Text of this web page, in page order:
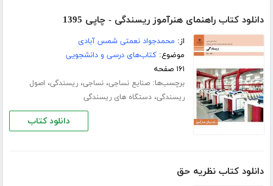
دانلود کتاب راهنمای هنرآموز ریسندگی - چاپی 1395
از: محمدجواد نعمتی شمس آبادی
موضوع:کتاب‌های درسی و دانشجویی
۱۶۱ صفحه
برچسب‌ها:صنایع نساجی،نساجی،ریسندگی، اصول
ریسندگی،دستگاه های ریسندگی
دانلود کتاب
دانلود کتاب نظریه حق